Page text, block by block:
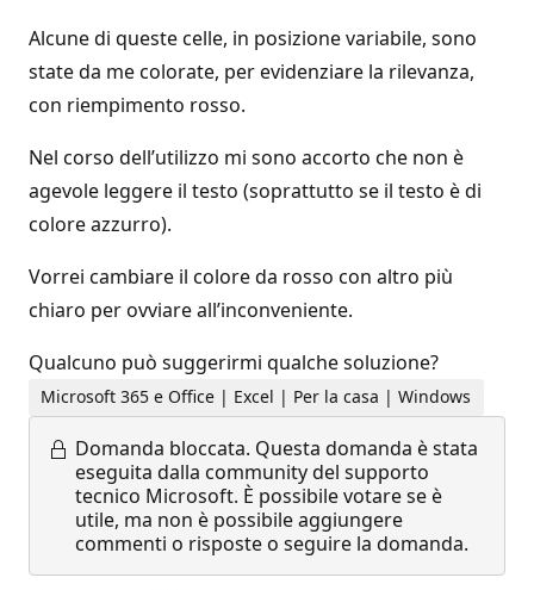
Alcune di queste celle, in posizione variabile, sono
state da me colorate, per evidenziare la rilevanza,
con riempimento rosso.
Nel corso dell’utilizzo mi sono accorto che non è
agevole leggere il testo (soprattutto se il testo è di
colore azzurro).
Vorrei cambiare il colore da rosso con altro più
chiaro per ovviare all’inconveniente.
Qualcuno può suggerirmi qualche soluzione?
Microsoft 365 e Office | Excel | Per la casa | Windows
Domanda bloccata. Questa domanda è stata
eseguita dalla community del supporto
tecnico Microsoft. È possibile votare se è
utile, ma non è possibile aggiungere
commenti o risposte o seguire la domanda.